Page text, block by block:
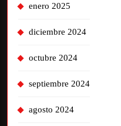
enero 2025
diciembre 2024
octubre 2024
septiembre 2024
agosto 2024